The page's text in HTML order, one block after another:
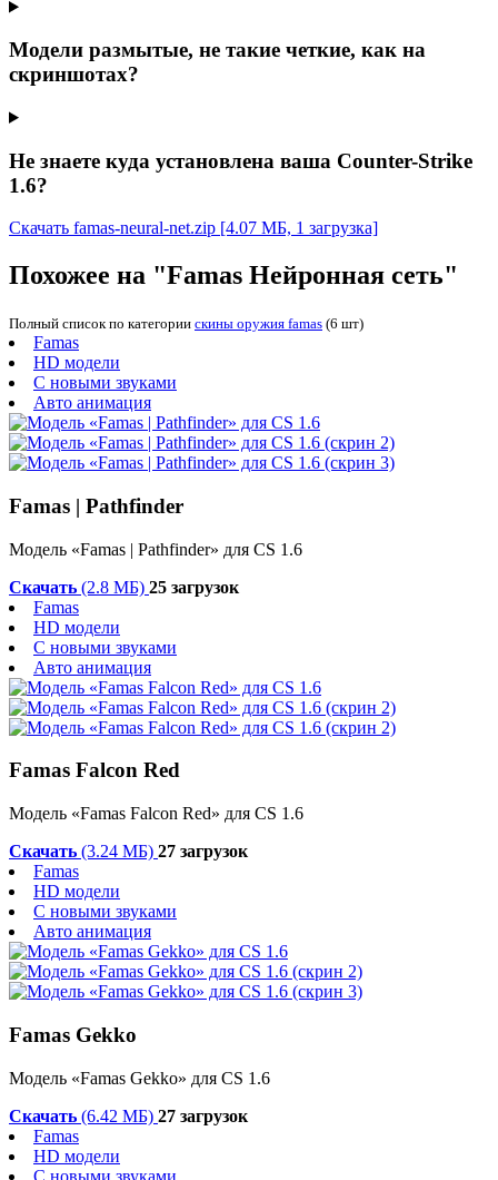
Модели размытые, не такие четкие, как на
скриншотах?
Не знаете куда установлена ваша Counter-Strike
1.6?
Скачать famas-neural-net.zip [4.07 МБ, 1 загрузка]
Похожее на "Famas Нейронная сеть"
Полный список по категории скины оружия famas (6 шт)
Famas
HD модели
С новыми звуками
Авто анимация
Famas | Pathfinder
Модель «Famas | Pathfinder» для CS 1.6
Скачать (2.8 МБ) 25 загрузок
Famas
HD модели
С новыми звуками
Авто анимация
Famas Falcon Red
Модель «Famas Falcon Red» для CS 1.6
Скачать (3.24 МБ) 27 загрузок
Famas
HD модели
С новыми звуками
Авто анимация
Famas Gekko
Модель «Famas Gekko» для CS 1.6
Скачать (6.42 МБ) 27 загрузок
Famas
HD модели
С новыми звуками